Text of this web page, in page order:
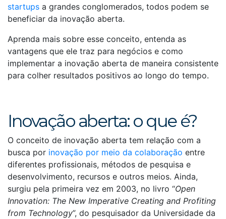
startups a grandes conglomerados, todos podem se
beneficiar da inovação aberta.
Aprenda mais sobre esse conceito, entenda as
vantagens que ele traz para negócios e como
implementar a inovação aberta de maneira consistente
para colher resultados positivos ao longo do tempo.
Inovação aberta: o que é?
O conceito de inovação aberta tem relação com a
busca por inovação por meio da colaboração entre
diferentes profissionais, métodos de pesquisa e
desenvolvimento, recursos e outros meios. Ainda,
surgiu pela primeira vez em 2003, no livro “Open
Innovation: The New Imperative Creating and Profiting
from Technology”, do pesquisador da Universidade da